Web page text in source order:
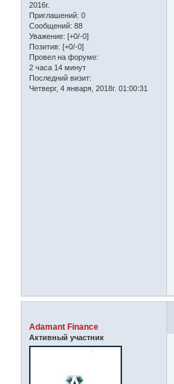
2016г.
Приглашений: 0
Сообщений: 88
Уважение: [+0/-0]
Позитив: [+0/-0]
Провел на форуме:
2 часа 14 минут
Последний визит:
Четверг, 4 января, 2018г. 01:00:31
Adamant Finance
Активный участник